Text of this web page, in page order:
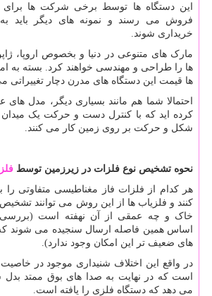
این دستگاه ها توسط برخی شرکت ها
فروش می رسند و نمونه های دیگر باید
خریداری شوند.
مارک های متنوعی در دنیا و بخصوص اروپا،
ها را طراحی و مهندسی خواهند کرد. بسته به
ها قیمت این دستگاه های مدرن دچار تغییراتی
احتمالا شما هم مانند بسیاری دیگر، مدل های
کرده اید که با کنترل دست و حرکت یک میدان
شکل و حرکت بر روی زمین کار می کنند.
نحوه تشخیص نوع فلزات در زیرزمین توسط
هر کدام از فلزات فاز مغناطیسی متفاوتی را
کنند و فلزیاب ها از این روش می توانند تشخیص
خاک و چه عمقی از آن نهفته است (بررسی
اساس همین فاصله ارسال سنجیده می شوند
های ضعیف تر این امکان وجود ندارد).
در واقع این اختلاف شنیداری موجود در خاصیت
است که در نهایت به صدا های بوق ممتد بدل
می دهد که دستگاه فلزی را یافته است.